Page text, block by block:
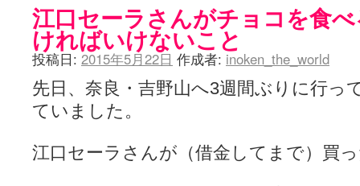
江口セーラさんがチョコを食
ければいけないこと
投稿日: 2015年5月22日 作成者: inoken_the_world
先日、奈良・吉野山へ3週間ぶりに行っ
ていました。
江口セーラさんが（借金してまで）買